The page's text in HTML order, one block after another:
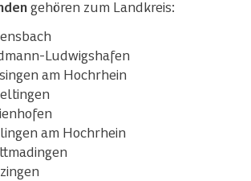
gehören zum Landkreis:
Ludwigshafen
am Hochrhein
am Hochrhein